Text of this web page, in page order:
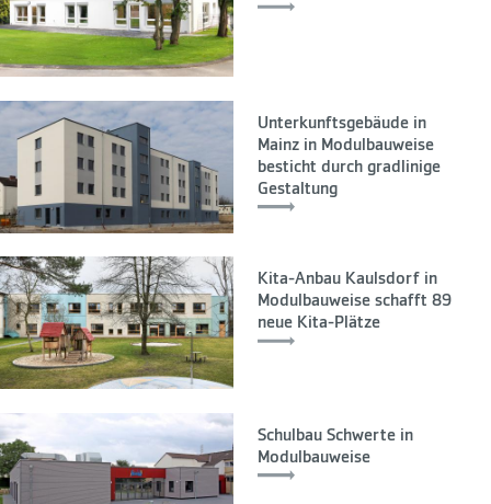
Unterkunftsgebäude in
Mainz in Modulbauweise
besticht durch gradlinige
Gestaltung
Kita-Anbau Kaulsdorf in
Modulbauweise schafft 89
neue Kita-Plätze
Schulbau Schwerte in
Modulbauweise